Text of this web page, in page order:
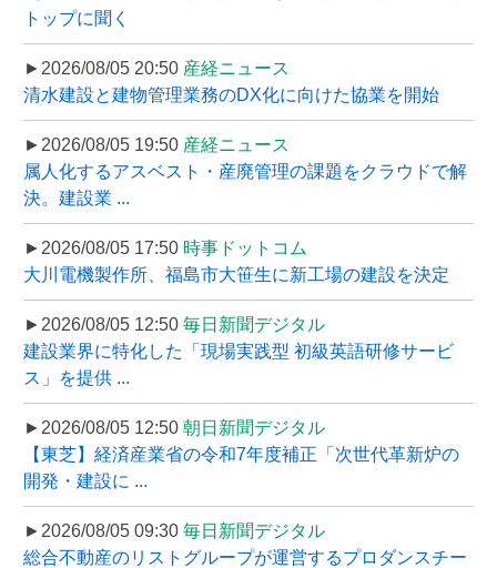
トップに聞く
►2026/08/05 20:50 産経ニュース
清水建設と建物管理業務のDX化に向けた協業を開始
►2026/08/05 19:50 産経ニュース
属人化するアスベスト・産廃管理の課題をクラウドで解
決。建設業 ...
►2026/08/05 17:50 時事ドットコム
大川電機製作所、福島市大笹生に新工場の建設を決定
►2026/08/05 12:50 毎日新聞デジタル
建設業界に特化した「現場実践型 初級英語研修サービ
ス」を提供 ...
►2026/08/05 12:50 朝日新聞デジタル
【東芝】経済産業省の令和7年度補正「次世代革新炉の
開発・建設に ...
►2026/08/05 09:30 毎日新聞デジタル
総合不動産のリストグループが運営するプロダンスチー